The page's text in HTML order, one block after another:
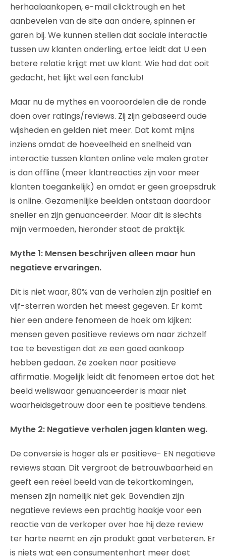
herhaalaankopen, e-mail clicktrough en het
aanbevelen van de site aan andere, spinnen er
garen bij. We kunnen stellen dat sociale interactie
tussen uw klanten onderling, ertoe leidt dat U een
betere relatie krijgt met uw klant. Wie had dat ooit
gedacht, het lijkt wel een fanclub!
Maar nu de mythes en vooroordelen die de ronde
doen over ratings/reviews. Zij zijn gebaseerd oude
wijsheden en gelden niet meer. Dat komt mijns
inziens omdat de hoeveelheid en snelheid van
interactie tussen klanten online vele malen groter
is dan offline (meer klantreacties zijn voor meer
klanten toegankelijk) en omdat er geen groepsdruk
is online. Gezamenlijke beelden ontstaan daardoor
sneller en zijn genuanceerder. Maar dit is slechts
mijn vermoeden, hieronder staat de praktijk.
Mythe 1: Mensen beschrijven alleen maar hun
negatieve ervaringen.
Dit is niet waar, 80% van de verhalen zijn positief en
vijf-sterren worden het meest gegeven. Er komt
hier een andere fenomeen de hoek om kijken:
mensen geven positieve reviews om naar zichzelf
toe te bevestigen dat ze een goed aankoop
hebben gedaan. Ze zoeken naar positieve
affirmatie. Mogelijk leidt dit fenomeen ertoe dat het
beeld weliswaar genuanceerder is maar niet
waarheidsgetrouw door een te positieve tendens.
Mythe 2: Negatieve verhalen jagen klanten weg.
De conversie is hoger als er positieve- EN negatieve
reviews staan. Dit vergroot de betrouwbaarheid en
geeft een reëel beeld van de tekortkomingen,
mensen zijn namelijk niet gek. Bovendien zijn
negatieve reviews een prachtig haakje voor een
reactie van de verkoper over hoe hij deze review
ter harte neemt en zijn produkt gaat verbeteren. Er
is niets wat een consumentenhart meer doet